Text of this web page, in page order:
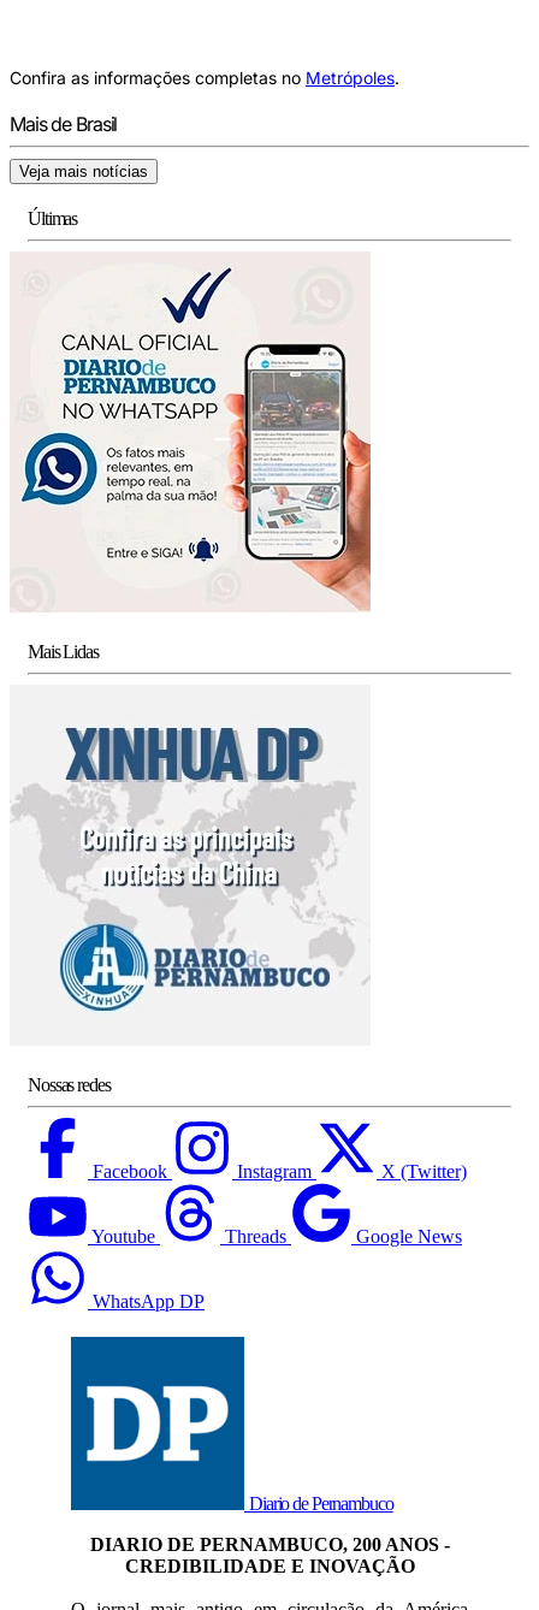
Confira as informações completas no Metrópoles.
Mais de Brasil
Veja mais notícias
Últimas
Mais Lidas
Nossas redes
Facebook Instagram X (Twitter)
Youtube Threads Google News
WhatsApp DP
Diario de Pernambuco
DIARIO DE PERNAMBUCO, 200 ANOS -
CREDIBILIDADE E INOVAÇÃO